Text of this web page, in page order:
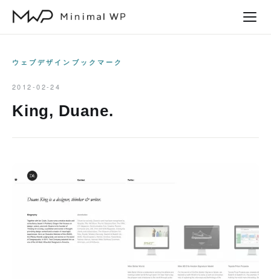
ウェブデザインブックマーク
2012-02-24
King, Duane.